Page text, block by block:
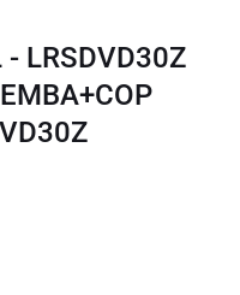
- LRSDVD30Z